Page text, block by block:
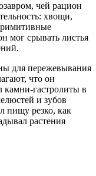
чей рацион
хвощи,
мог срывать листья
для пережевывания
что он
камни-гастролиты в
и зубов
пищу резко, как
растения